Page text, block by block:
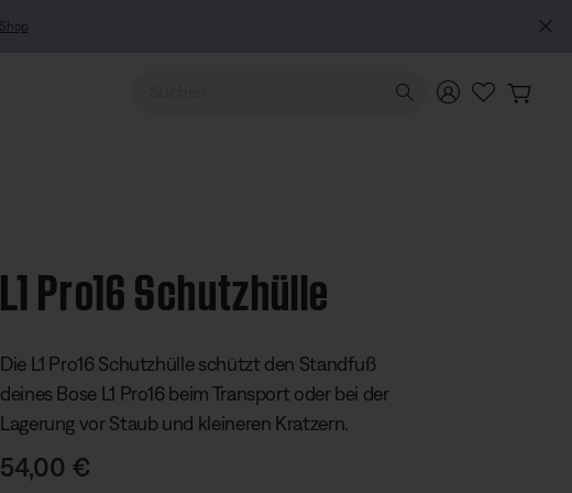
Verwende die Pfeiltasten nach oben und unten, um
L1 Pro16 Schutzhülle
Die L1 Pro16 Schutzhülle schützt den Standfuß
deines Bose L1 Pro16 beim Transport oder bei der
Lagerung vor Staub und kleineren Kratzern.
Preis:
54,00 €